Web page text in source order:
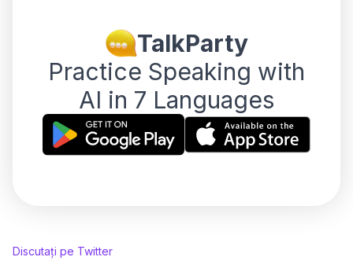
TalkParty
Practice Speaking with
AI in 7 Languages
Discutați pe Twitter